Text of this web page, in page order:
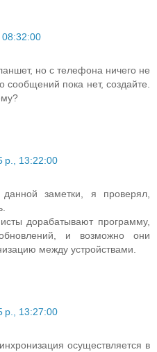
08:32:00
но с телефона ничего не
сообщений пока нет, создайте.
р., 13:22:00
заметки, я проверял,
дорабатывают программу,
и возможно они
между устройствами.
р., 13:27:00
осуществляется в